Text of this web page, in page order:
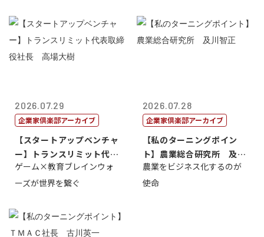
2026.07.29
企業家倶楽部アーカイブ
【スタートアップベンチャ
ー】トランスリミット代表
取締役社長 ...
ゲーム×教育ブレインウォ
ーズが世界を繋ぐ
2026.07.28
企業家倶楽部アーカイブ
【私のターニングポイン
ト】農業総合研究所 及川
智正
農業をビジネス化するのが
使命